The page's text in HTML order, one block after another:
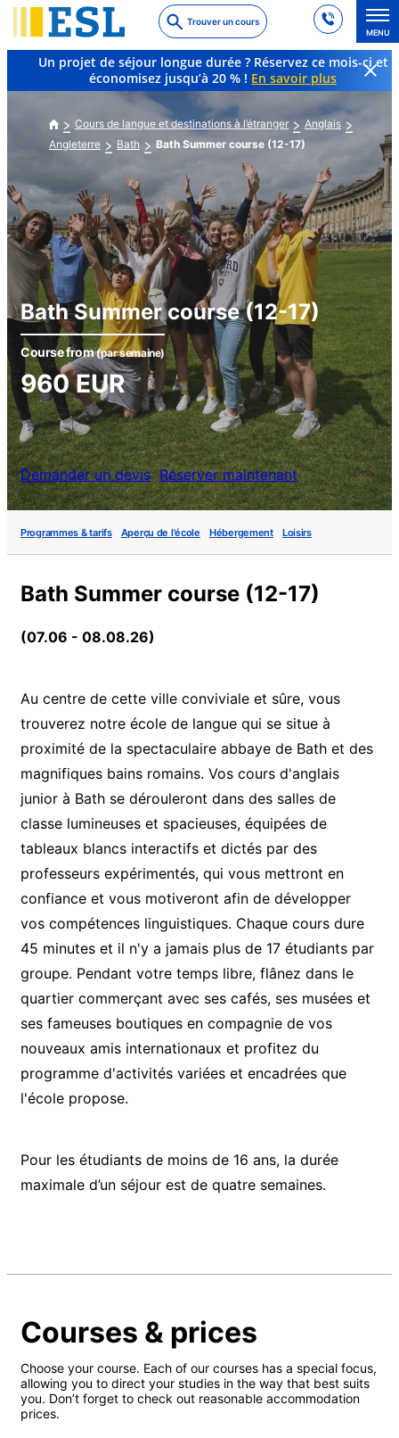
to
main
content
Trouver un cours
MENU
Un projet de séjour longue durée ? Réservez ce mois-ci et
économisez jusqu’à 20 % ! En savoir plus
Cours de langue et destinations à l’étranger
Anglais
Angleterre
Bath Bath Summer course (12-17)
Bath Summer course (12-17)
Course from(par semaine)
960EUR
Demander un devis Réserver maintenant
Programmes & tarifs Aperçu de l'école Hébergement Loisirs
Bath Summer course (12-17)
(07.06 - 08.08.26)
Au centre de cette ville conviviale et sûre, vous
trouverez notre école de langue qui se situe à
proximité de la spectaculaire abbaye de Bath et des
magnifiques bains romains. Vos cours d'anglais
junior à Bath se dérouleront dans des salles de
classe lumineuses et spacieuses, équipées de
tableaux blancs interactifs et dictés par des
professeurs expérimentés, qui vous mettront en
confiance et vous motiveront afin de développer
vos compétences linguistiques. Chaque cours dure
45 minutes et il n'y a jamais plus de 17 étudiants par
groupe. Pendant votre temps libre, flânez dans le
quartier commerçant avec ses cafés, ses musées et
ses fameuses boutiques en compagnie de vos
nouveaux amis internationaux et profitez du
programme d'activités variées et encadrées que
l'école propose.
Pour les étudiants de moins de 16 ans, la durée
maximale d’un séjour est de quatre semaines.
Courses & prices
Choose your course. Each of our courses has a special focus,
allowing you to direct your studies in the way that best suits
you. Don’t forget to check out reasonable accommodation
prices.